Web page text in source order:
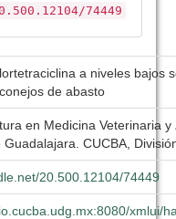
74449
a niveles bajos
de abasto
en Medicina Veterinaria
Guadalajara. CUCBA,
20.500.12104/74449
xmlui/